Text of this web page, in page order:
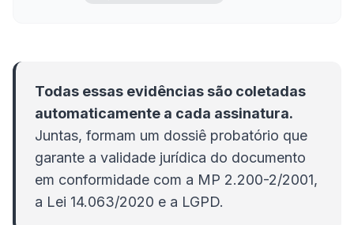
Todas essas evidências são coletadas
automaticamente a cada assinatura.
Juntas, formam um dossiê probatório que
garante a validade jurídica do documento
em conformidade com a MP 2.200-2/2001,
a Lei 14.063/2020 e a LGPD.